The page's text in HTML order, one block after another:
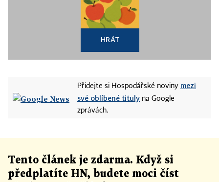
HRÁT
Přidejte si Hospodářské noviny mezi
své oblíbené tituly na Google
zprávách.
Tento článek je zdarma. Když si
předplatíte HN, budete moci číst